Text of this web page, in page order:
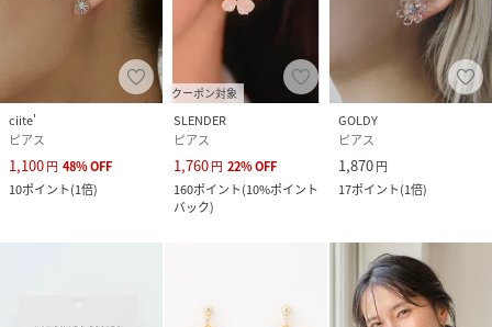
ciite'
ピアス
1,100円 48%OFF
10ポイント(1倍)
クーポン対象
SLENDER
ピアス
1,760円 22%OFF
160ポイント(10%ポイント
バック)
GOLDY
ピアス
1,870円
17ポイント(1倍)